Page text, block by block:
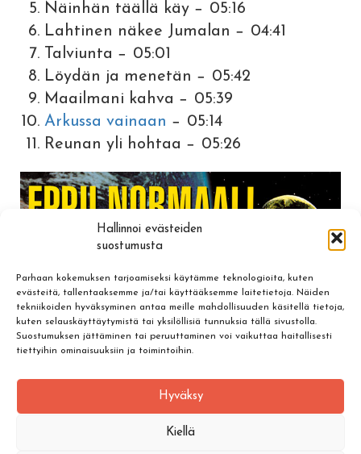
Hallinnoi evästeiden
suostumusta
Parhaan kokemuksen tarjoamiseksi käytämme teknologioita, kuten
evästeitä, tallentaaksemme ja/tai käyttääksemme laitetietoja. Näiden
tekniikoiden hyväksyminen antaa meille mahdollisuuden käsitellä tietoja,
kuten selauskäyttäytymistä tai yksilöllisiä tunnuksia tällä sivustolla.
Suostumuksen jättäminen tai peruuttaminen voi vaikuttaa haitallisesti
tiettyihin ominaisuuksiin ja toimintoihin.
Hyväksy
Kiellä
Näinhän täällä käy − 05:16
Lahtinen näkee Jumalan − 04:41
Talviunta − 05:01
Löydän ja menetän − 05:42
Maailmani kahva − 05:39
Arkussa vainaan − 05:14
Reunan yli hohtaa − 05:26